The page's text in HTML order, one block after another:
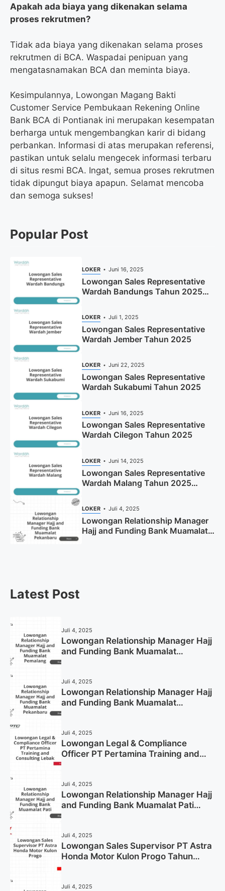
Apakah ada biaya yang dikenakan selama
proses rekrutmen?
Tidak ada biaya yang dikenakan selama proses
rekrutmen di BCA. Waspadai penipuan yang
mengatasnamakan BCA dan meminta biaya.
Kesimpulannya, Lowongan Magang Bakti
Customer Service Pembukaan Rekening Online
Bank BCA di Pontianak ini merupakan kesempatan
berharga untuk mengembangkan karir di bidang
perbankan. Informasi di atas merupakan referensi,
pastikan untuk selalu mengecek informasi terbaru
di situs resmi BCA. Ingat, semua proses rekrutmen
tidak dipungut biaya apapun. Selamat mencoba
dan semoga sukses!
Popular Post
LOKER Juni 16, 2025
Lowongan Sales Representative
Wardah Bandungs Tahun 2025
LOKER Juli 1, 2025
Lowongan Sales Representative
Wardah Jember Tahun 2025
LOKER Juni 22, 2025
Lowongan Sales Representative
Wardah Sukabumi Tahun 2025
LOKER Juni 16, 2025
Lowongan Sales Representative
Wardah Cilegon Tahun 2025
LOKER Juni 14, 2025
Lowongan Sales Representative
Wardah Malang Tahun 2025
LOKER Juli 4, 2025
Lowongan Relationship Manager
Hajj and Funding Bank Muamalat
Latest Post
Juli 4, 2025
Lowongan Relationship Manager Hajj
and Funding Bank Muamalat
Juli 4, 2025
Lowongan Relationship Manager Hajj
and Funding Bank Muamalat
Juli 4, 2025
Lowongan Legal & Compliance
Officer PT Pertamina Training and
Juli 4, 2025
Lowongan Relationship Manager Hajj
and Funding Bank Muamalat Pati
Juli 4, 2025
Lowongan Sales Supervisor PT Astra
Honda Motor Kulon Progo Tahun
Juli 4, 2025